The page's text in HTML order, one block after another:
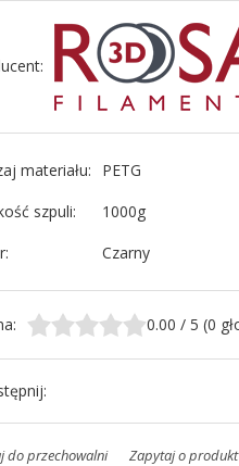
:
materiału:
PETG
szpuli:
1000g
: Czarny
: 0.00 / 5 (0
:
do przechowalni Zapytaj o produkt